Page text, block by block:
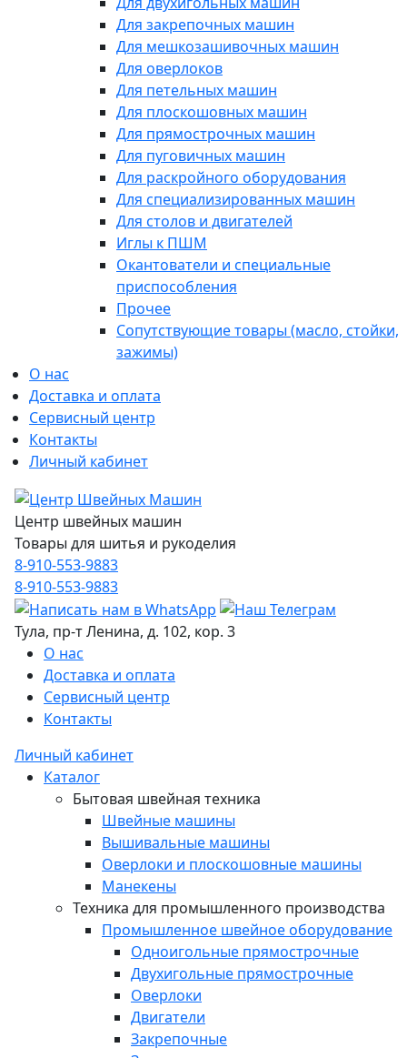
Для закрепочных машин
Для мешкозашивочных машин
Для оверлоков
Для петельных машин
Для плоскошовных машин
Для прямострочных машин
Для пуговичных машин
Для раскройного оборудования
Для специализированных машин
Для столов и двигателей
Иглы к ПШМ
Окантователи и специальные
приспособления
Прочее
Сопутствующие товары (масло, стойки,
зажимы)
О нас
Доставка и оплата
Сервисный центр
Контакты
Личный кабинет
Центр швейных машин
Товары для шитья и рукоделия
8-910-553-9883
8-910-553-9883
Тула, пр-т Ленина, д. 102, кор. 3
О нас
Доставка и оплата
Сервисный центр
Контакты
Личный кабинет
Каталог
Бытовая швейная техника
Швейные машины
Вышивальные машины
Оверлоки и плоскошовные машины
Манекены
Техника для промышленного производства
Промышленное швейное оборудование
Одноигольные прямострочные
Двухигольные прямострочные
Оверлоки
Двигатели
Закрепочные